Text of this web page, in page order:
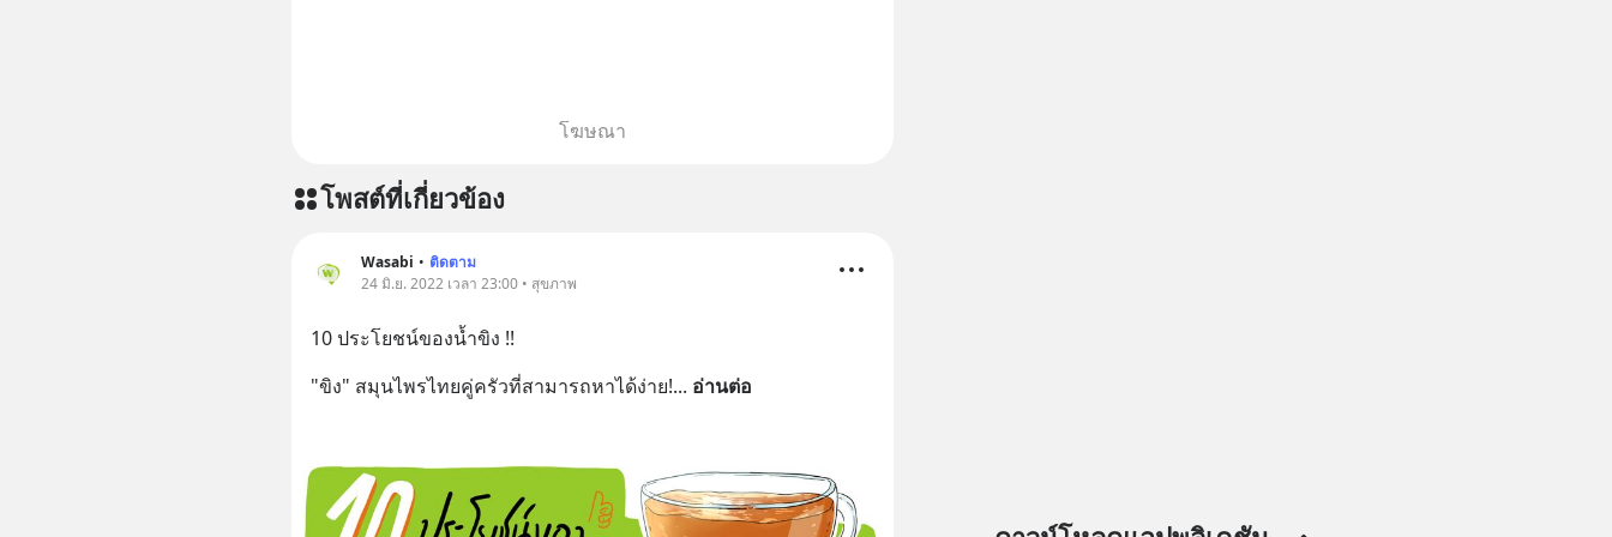
โฆษณา
โพสต์ที่เกี่ยวข้อง
Wasabi • ติดตาม
24 มิ.ย. 2022 เวลา 23:00 • สุขภาพ
10 ประโยชน์ของน้ำขิง !!
"ขิง" สมุนไพรไทยคู่ครัวที่สามารถหาได้ง่าย!... อ่านต่อ